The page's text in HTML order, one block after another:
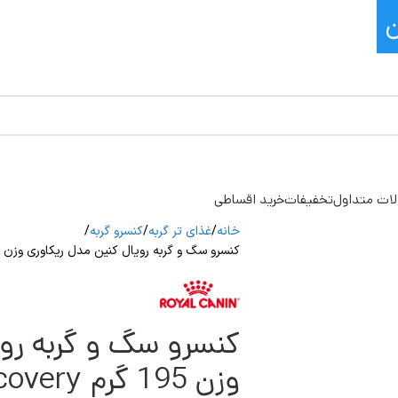
متداولتخفیفاتخرید اقساطی
خانه غذای تر گربه کنسرو گربه
کنسرو سگ و گربه رویال کنین مدل ریکاوری وزن 195 گرم Royal Canin Recovery
کنسرو سگ و گربه
وزن 195 گرم Royal Canin Recovery